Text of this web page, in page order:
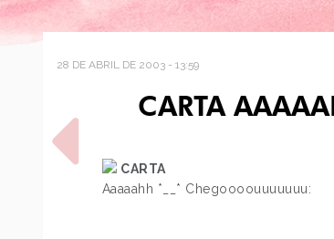
28 DE ABRIL DE 2003 - 13:59
CARTA
CARTA
Aaaaahh *__* Chegoooouuuuuuu: